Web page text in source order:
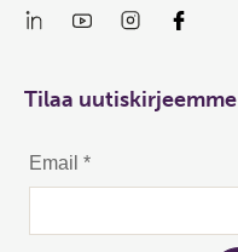
Tilaa uutiskirjeemme